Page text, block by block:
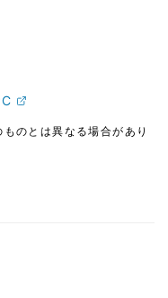
のとは異なる場合があり